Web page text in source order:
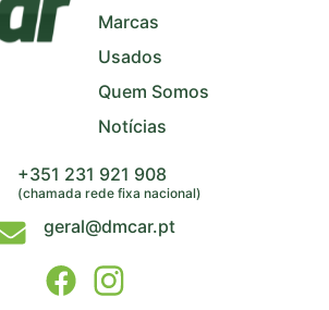
Marcas
Usados
Quem Somos
Notícias
+351 231 921 908
(chamada rede fixa nacional)
geral@dmcar.pt